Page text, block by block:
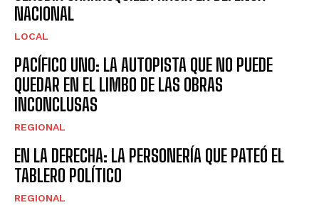
NACIONAL
LOCAL
PACÍFICO UNO: LA AUTOPISTA QUE NO PUEDE
QUEDAR EN EL LIMBO DE LAS OBRAS
INCONCLUSAS
REGIONAL
EN LA DERECHA: LA PERSONERÍA QUE PATEÓ EL
TABLERO POLÍTICO
REGIONAL